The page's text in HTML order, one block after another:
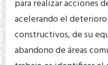
para realizar acciones
acelerando el
constructivos, de su
abandono de áreas